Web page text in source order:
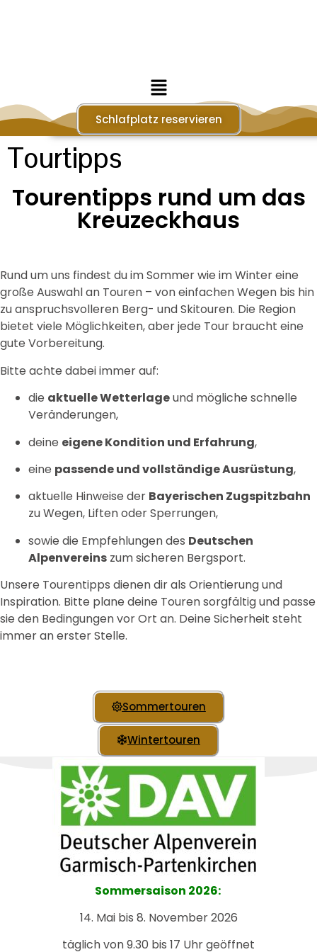
Schlafplatz reservieren
Tourtipps
Tourentipps rund um das
Kreuzeckhaus
Rund um uns findest du im Sommer wie im Winter eine
große Auswahl an Touren – von einfachen Wegen bis hin
zu anspruchsvolleren Berg- und Skitouren. Die Region
bietet viele Möglichkeiten, aber jede Tour braucht eine
gute Vorbereitung.
Bitte achte dabei immer auf:
die aktuelle Wetterlageund mögliche schnelle
Veränderungen,
deine eigene Kondition und Erfahrung,
eine passende und vollständige Ausrüstung,
aktuelle Hinweise der Bayerischen Zugspitzbahn
zu Wegen, Liften oder Sperrungen,
sowie die Empfehlungen des Deutschen
Alpenvereins zum sicheren Bergsport.
Unsere Tourentipps dienen dir als Orientierung und
Inspiration. Bitte plane deine Touren sorgfältig und passe
sie den Bedingungen vor Ort an. Deine Sicherheit steht
immer an erster Stelle.
Sommertouren
Wintertouren
Sommersaison 2026:
14. Mai bis 8. November 2026
täglich von 9.30 bis 17 Uhr geöffnet